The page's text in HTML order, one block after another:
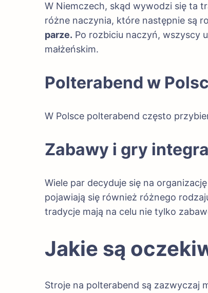
W Niemczech, skąd wywodzi się ta
różne naczynia, które następnie są
parze. Po rozbiciu naczyń, wszyscy
małżeńskim.
Polterabend w
W Polsce polterabend często
Zabawy i gry
Wiele par decyduje się na
pojawiają się również różnego
tradycje mają na celu nie tylko
Jakie są
Stroje na polterabend są zazwyczaj